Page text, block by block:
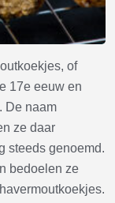
of
17e eeuw en
De naam
ze daar
steeds genoemd.
bedoelen ze